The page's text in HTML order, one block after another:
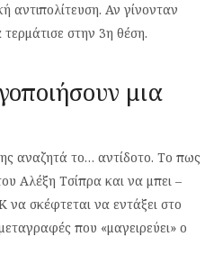
αντιπολίτευση. Αν γίνονταν
τερμάτισε στην 3η θέση.
μια
αναζητά το… αντίδοτο. Το πως
Αλέξη Τσίπρα και να μπει –
σκέφτεται να εντάξει στο
που «μαγειρεύει» ο